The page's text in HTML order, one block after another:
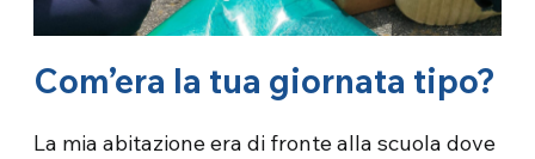
Com’era la tua giornata tipo?
La mia abitazione era di fronte alla scuola dove